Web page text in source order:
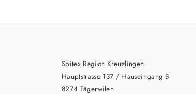
Spitex Region Kreuzlingen
Hauptstrasse 137 / Hauseingang B
8274 Tägerwilen